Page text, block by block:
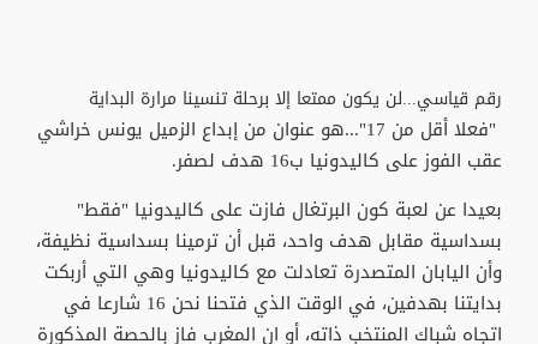
رقم قياسي...لن يكون ممتعا إلا برحلة تنسينا مرارة البداية
"فعلا أقل من 17"...هو عنوان من إبداع الزميل يونس خراشي
عقب الفوز على كاليدونيا ب16 هدف لصفر.
بعيدا عن لعبة كون البرتغال فازت على كاليدونيا "فقط"
بسداسية مقابل هدف واحد، قبل أن ترمينا بسداسية نظيفة،
وأن اليابان المتصدرة تعادلت مع كاليدونيا وهي التي أربكت
بدايتنا بهدفين، في الوقت الذي فتحنا نحن 16 شارعا في
اتجاه شباك المنتخب ذاته، أو ان المغرب فاز بالحصة المذكورة